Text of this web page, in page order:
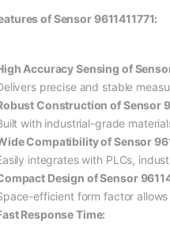
of Sensor 9611411771:
Accuracy Sensing of
precise and stable
Construction of Sensor
with industrial-grade
Compatibility of Sensor
integrates with PLCs,
Design of Sensor
efficient form factor
Response Time: